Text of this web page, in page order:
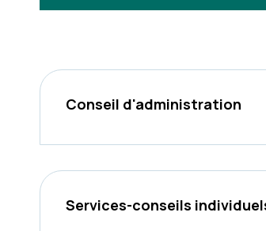
Conseil d'administration
Services-conseils